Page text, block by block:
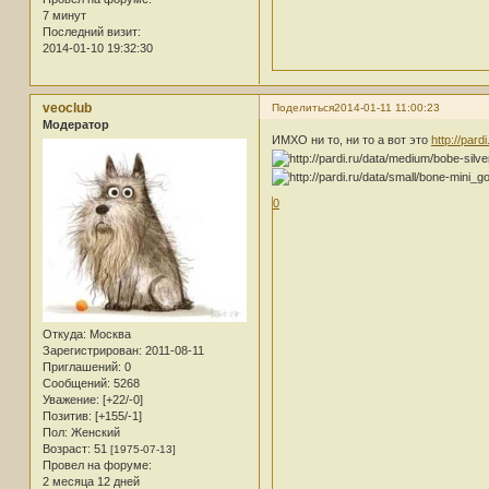
7 минут
Последний визит:
2014-01-10 19:32:30
Поделиться2014-01-11 11:00:23
veoclub
Модератор
Откуда: Москва
Зарегистрирован: 2011-08-11
Приглашений: 0
Сообщений: 5268
Уважение: [+22/-0]
Позитив: [+155/-1]
Пол: Женский
Возраст: 51 [1975-07-13]
Провел на форуме:
2 месяца 12 дней
ИМХО ни то, ни то а вот это http://
0